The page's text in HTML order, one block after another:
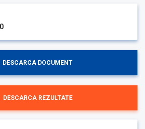
DESCARCA DOCUMENT
DESCARCA REZULTATE